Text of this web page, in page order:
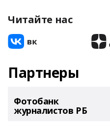
Читайте нас
Партнеры
Фотобанк
журналистов РБ